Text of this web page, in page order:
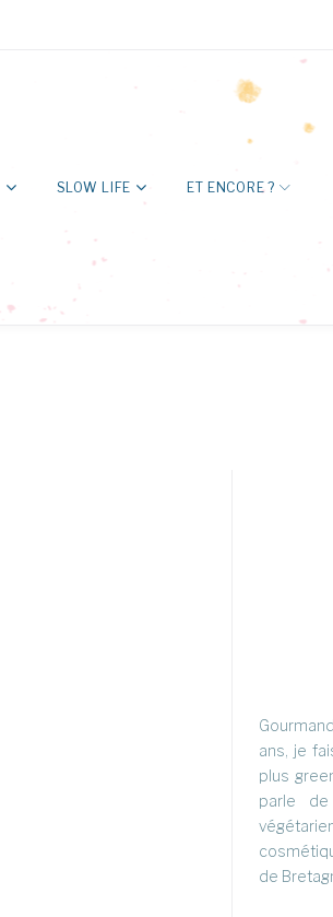
SLOW LIFE ET ENCORE ?
ans, je
plus
parle
de